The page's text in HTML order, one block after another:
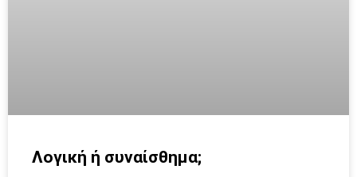
Λογική ή συναίσθημα;